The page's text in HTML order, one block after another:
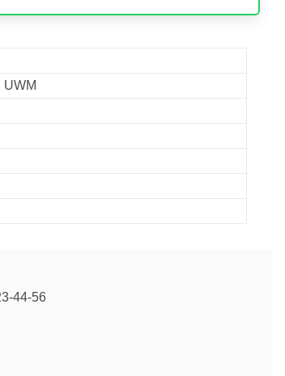
UWM
44-56